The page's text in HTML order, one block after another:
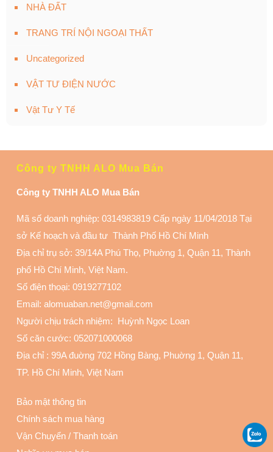
NHÀ ĐẤT
TRANG TRÍ NỘI NGOẠI THẤT
Uncategorized
VẬT TƯ ĐIỆN NƯỚC
Vật Tư Y Tế
Công ty TNHH ALO Mua Bán
Công ty TNHH ALO Mua Bán
Mã số doanh nghiệp: 0314983819 Cấp ngày 11/04/2018 Tại
sở Kế hoạch và đầu tư Thành Phố Hồ Chí Minh
Địa chỉ trụ sở: 39/14A Phú Thọ, Phuờng 1, Quận 11, Thành
phố Hồ Chí Minh, Việt Nam.
Số điện thoại: 0919277102
Email: alomuaban.net@gmail.com
Người chịu trách nhiệm: Huỳnh Ngọc Loan
Số căn cước: 052071000068
Địa chỉ : 99A đuờng 702 Hồng Bàng, Phuờng 1, Quận 11,
TP. Hồ Chí Minh, Việt Nam
Bảo mật thông tin
Chính sách mua hàng
Vận Chuyển / Thanh toán